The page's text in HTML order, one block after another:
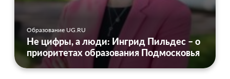
Образование UG.RU
Не цифры, а люди: Ингрид Пильдес – о
приоритетах образования Подмосковья